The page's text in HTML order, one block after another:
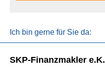
Ich bin gerne für Sie da:
SKP-Finanzmakler e.K.